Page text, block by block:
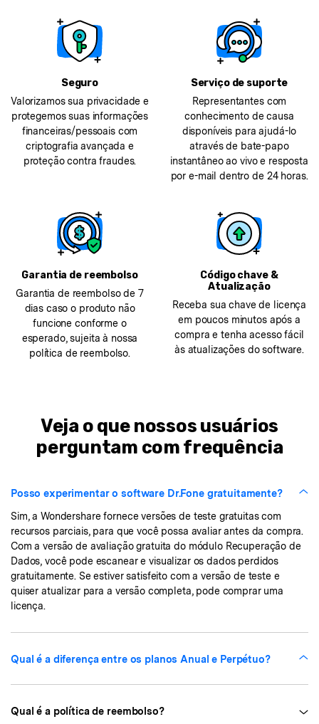
Seguro
Valorizamos sua privacidade e
protegemos suas informações
financeiras/pessoais com
criptografia avançada e
proteção contra fraudes.
Serviço de suporte
Representantes com
conhecimento de causa
disponíveis para ajudá-lo
através de bate-papo
instantâneo ao vivo e resposta
por e-mail dentro de 24 horas.
Garantia de reembolso
Garantia de reembolso de 7
dias caso o produto não
funcione conforme o
esperado, sujeita à nossa
política de reembolso.
Código chave &
Atualização
Receba sua chave de licença
em poucos minutos após a
compra e tenha acesso fácil
às atualizações do software.
Veja o que nossos usuários
perguntam com frequência
Posso experimentar o software Dr.Fone gratuitamente?
Sim, a Wondershare fornece versões de teste gratuitas com
recursos parciais, para que você possa avaliar antes da compra.
Com a versão de avaliação gratuita do módulo Recuperação de
Dados, você pode escanear e visualizar os dados perdidos
gratuitamente. Se estiver satisfeito com a versão de teste e
quiser atualizar para a versão completa, pode comprar uma
licença.
Qual é a diferença entre os planos Anual e Perpétuo?
Qual é a política de reembolso?